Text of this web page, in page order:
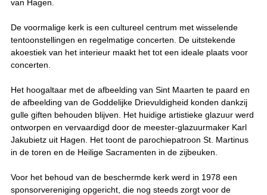
van Hagen.
De voormalige kerk is een cultureel centrum met wisselende
tentoonstellingen en regelmatige concerten. De uitstekende
akoestiek van het interieur maakt het tot een ideale plaats voor
concerten.
Het hoogaltaar met de afbeelding van Sint Maarten te paard en
de afbeelding van de Goddelijke Drievuldigheid konden dankzij
gulle giften behouden blijven. Het huidige artistieke glazuur werd
ontworpen en vervaardigd door de meester-glazuurmaker Karl
Jakubietz uit Hagen. Het toont de parochiepatroon St. Martinus
in de toren en de Heilige Sacramenten in de zijbeuken.
Voor het behoud van de beschermde kerk werd in 1978 een
sponsorvereniging opgericht, die nog steeds zorgt voor de